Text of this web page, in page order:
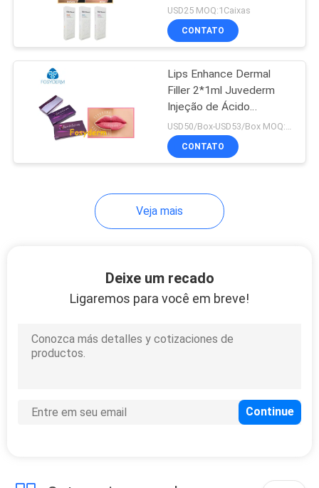
Enchimento do
Facial do ácido
hialurónico
Enchimento do peito
cutâneos para as
Injecção de Ácido
Hyalurónico Anti- Rugas
USD25 MOQ:1Caixas
CONTATO
Lips Enhance Dermal
Filler 2*1ml Juvederm
Injeção de Ácido
Hialurónico
USD50/Box-USD53/Box MOQ:1 caixa
CONTATO
Veja mais
Deixe um recado
Ligaremos para você em breve!